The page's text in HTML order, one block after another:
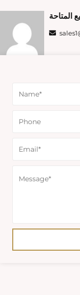
المتاحة